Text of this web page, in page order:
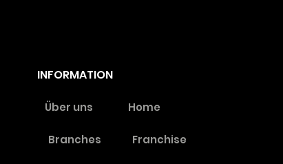
INFORMATION
Über uns Home
Branches Franchise